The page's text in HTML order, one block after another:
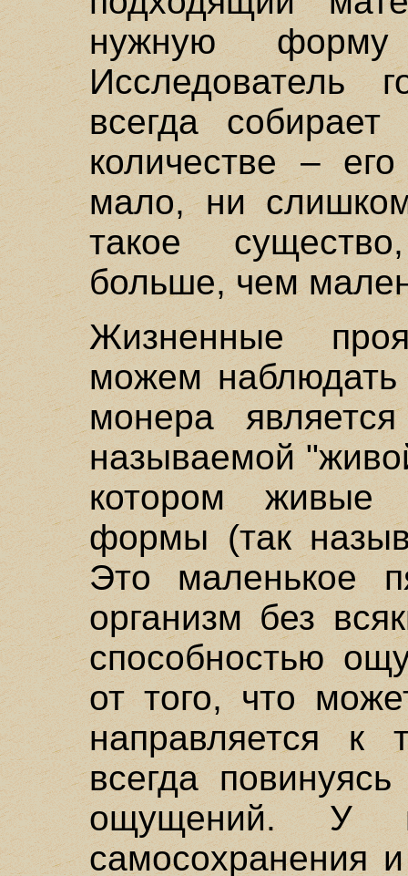
нужную
Исследователь
всегда
количестве –
мало, ни
такое
больше, чем
Жизненные
можем
монера
называемой
котором
формы (так
Это маленькое
организм без
способностью
от того, что
направляется к
всегда
ощущений. У
самосохранения